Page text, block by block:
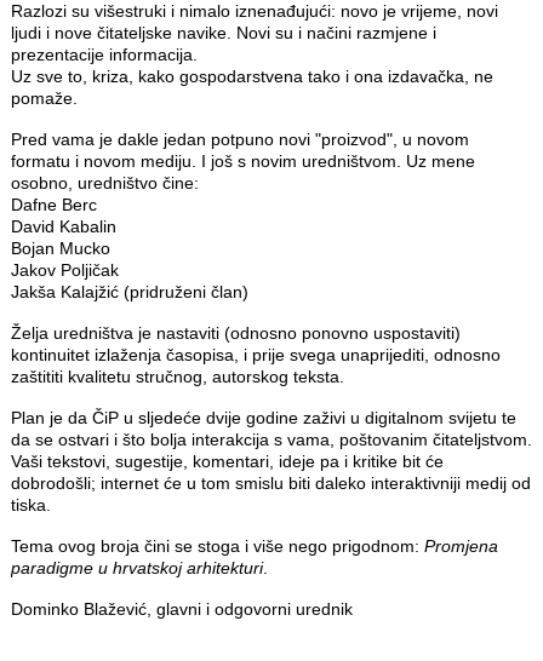
Razlozi su višestruki i nimalo iznenađujući: novo je vrijeme, novi
ljudi i nove čitateljske navike. Novi su i načini razmjene i
prezentacije informacija.
Uz sve to, kriza, kako gospodarstvena tako i ona izdavačka, ne
pomaže.
Pred vama je dakle jedan potpuno novi "proizvod", u novom
formatu i novom mediju. I još s novim uredništvom. Uz mene
osobno, uredništvo čine:
Dafne Berc
David Kabalin
Bojan Mucko
Jakov Poljičak
Jakša Kalajžić (pridruženi član)
Želja uredništva je nastaviti (odnosno ponovno uspostaviti)
kontinuitet izlaženja časopisa, i prije svega unaprijediti, odnosno
zaštititi kvalitetu stručnog, autorskog teksta.
Plan je da ČiP u sljedeće dvije godine zaživi u digitalnom svijetu te
da se ostvari i što bolja interakcija s vama, poštovanim čitateljstvom.
Vaši tekstovi, sugestije, komentari, ideje pa i kritike bit će
dobrodošli; internet će u tom smislu biti daleko interaktivniji medij od
tiska.
Tema ovog broja čini se stoga i više nego prigodnom: Promjena
paradigme u hrvatskoj arhitekturi.
Dominko Blažević, glavni i odgovorni urednik